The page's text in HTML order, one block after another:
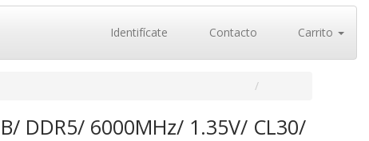
Identifícate Contacto Carrito
DDR5/ 6000MHz/ 1.35V/ CL30/